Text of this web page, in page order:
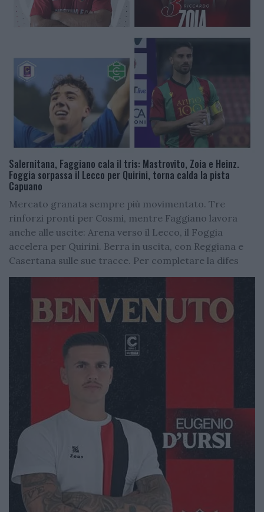
Salernitana, Faggiano cala il tris: Mastrovito, Zoia e Heinz.
Foggia sorpassa il Lecco per Quirini, torna calda la pista
Capuano
Mercato granata sempre più movimentato. Tre
rinforzi pronti per Cosmi, mentre Faggiano lavora
anche alle uscite: Arena verso il Lecco, il Foggia
accelera per Quirini. Berra in uscita, con Reggiana e
Casertana sulle sue tracce. Per completare la difes